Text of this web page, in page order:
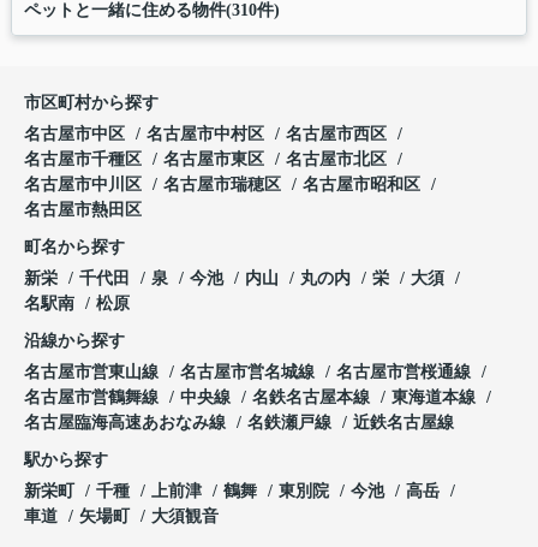
ペットと一緒に住める物件(310件)
市区町村から探す
名古屋市中区
名古屋市中村区
名古屋市西区
名古屋市千種区
名古屋市東区
名古屋市北区
名古屋市中川区
名古屋市瑞穂区
名古屋市昭和区
名古屋市熱田区
町名から探す
新栄
千代田 泉 今池 内山 丸の内 栄
大須
名駅南
松原
沿線から探す
名古屋市営東山線
名古屋市営名城線
名古屋市営桜通線
名古屋市営鶴舞線
中央線 名鉄名古屋本線
東海道本線
名古屋臨海高速あおなみ線
名鉄瀬戸線 近鉄名古屋線
駅から探す
新栄町
千種 上前津 鶴舞 東別院 今池
高岳
車道
矢場町 大須観音